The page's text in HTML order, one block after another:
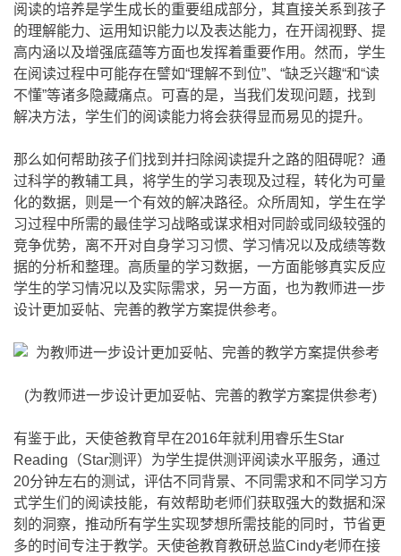
阅读的培养是学生成长的重要组成部分，其直接关系到孩子
的理解能力、运用知识能力以及表达能力，在开阔视野、提
高内涵以及增强底蕴等方面也发挥着重要作用。然而，学生
在阅读过程中可能存在譬如“理解不到位”、“缺乏兴趣“和“读
不懂”等诸多隐藏痛点。可喜的是，当我们发现问题，找到
解决方法，学生们的阅读能力将会获得显而易见的提升。
那么如何帮助孩子们找到并扫除阅读提升之路的阻碍呢？通
过科学的教辅工具，将学生的学习表现及过程，转化为可量
化的数据，则是一个有效的解决路径。众所周知，学生在学
习过程中所需的最佳学习战略或谋求相对同龄或同级较强的
竞争优势，离不开对自身学习习惯、学习情况以及成绩等数
据的分析和整理。高质量的学习数据，一方面能够真实反应
学生的学习情况以及实际需求，另一方面，也为教师进一步
设计更加妥帖、完善的教学方案提供参考。
(为教师进一步设计更加妥帖、完善的教学方案提供参考)
有鉴于此，天使爸教育早在2016年就利用睿乐生Star
Reading（Star测评）为学生提供测评阅读水平服务，通过
20分钟左右的测试，评估不同背景、不同需求和不同学习方
式学生们的阅读技能，有效帮助老师们获取强大的数据和深
刻的洞察，推动所有学生实现梦想所需技能的同时，节省更
多的时间专注于教学。天使爸教育教研总监Cindy老师在接